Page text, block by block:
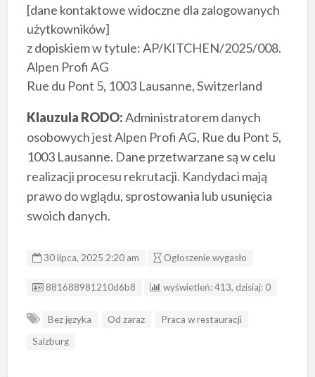
[dane kontaktowe widoczne dla zalogowanych
użytkowników]
z dopiskiem w tytule: AP/KITCHEN/2025/008.
Alpen Profi AG
Rue du Pont 5, 1003 Lausanne, Switzerland
Klauzula RODO:Administratorem danych
osobowych jest Alpen Profi AG, Rue du Pont 5,
1003 Lausanne. Dane przetwarzane są w celu
realizacji procesu rekrutacji. Kandydaci mają
prawo do wglądu, sprostowania lub usunięcia
swoich danych.
30 lipca, 2025 2:20 am Ogłoszenie wygasło
ID ogłoszenia
881688981210d6b8 wyświetleń: 413, dzisiaj: 0
Bez języka Od zaraz
Praca w restauracji
Salzburg